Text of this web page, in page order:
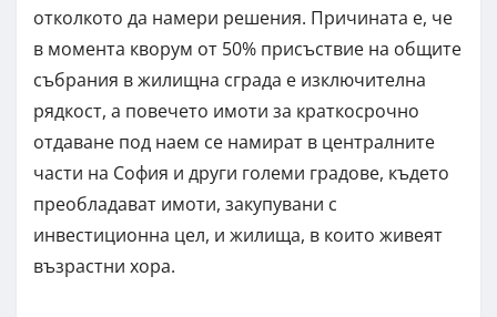
отколкото да намери решения. Причината е, че
в момента кворум от 50% присъствие на общите
събрания в жилищна сграда е изключителна
рядкост, а повечето имоти за краткосрочно
отдаване под наем се намират в централните
части на София и други големи градове, където
преобладават имоти, закупувани с
инвестиционна цел, и жилища, в които живеят
възрастни хора.